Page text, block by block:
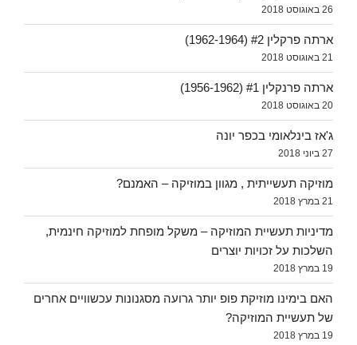
26 באוגוסט 2018
ארתה פרקלין #2 (1962-1964)
21 באוגוסט 2018
ארתה פרנקלין #1 (1956-1962)
20 באוגוסט 2018
ג'אז בינלאומי בכפר יונה
27 ביוני 2018
מוזיקה תעשייתית , מגוון במוזיקה – האמנם?
21 במרץ 2018
מדיניות תעשיית המוזיקה – משקל מופחת למוזיקה חינמית,
השלכות על זכויות יוצרים
19 במרץ 2018
האם בימינו מוזיקת פופ יותר גרועה מסגנונות עכשוויים אחרים
של תעשיית המוזיקה?
19 במרץ 2018